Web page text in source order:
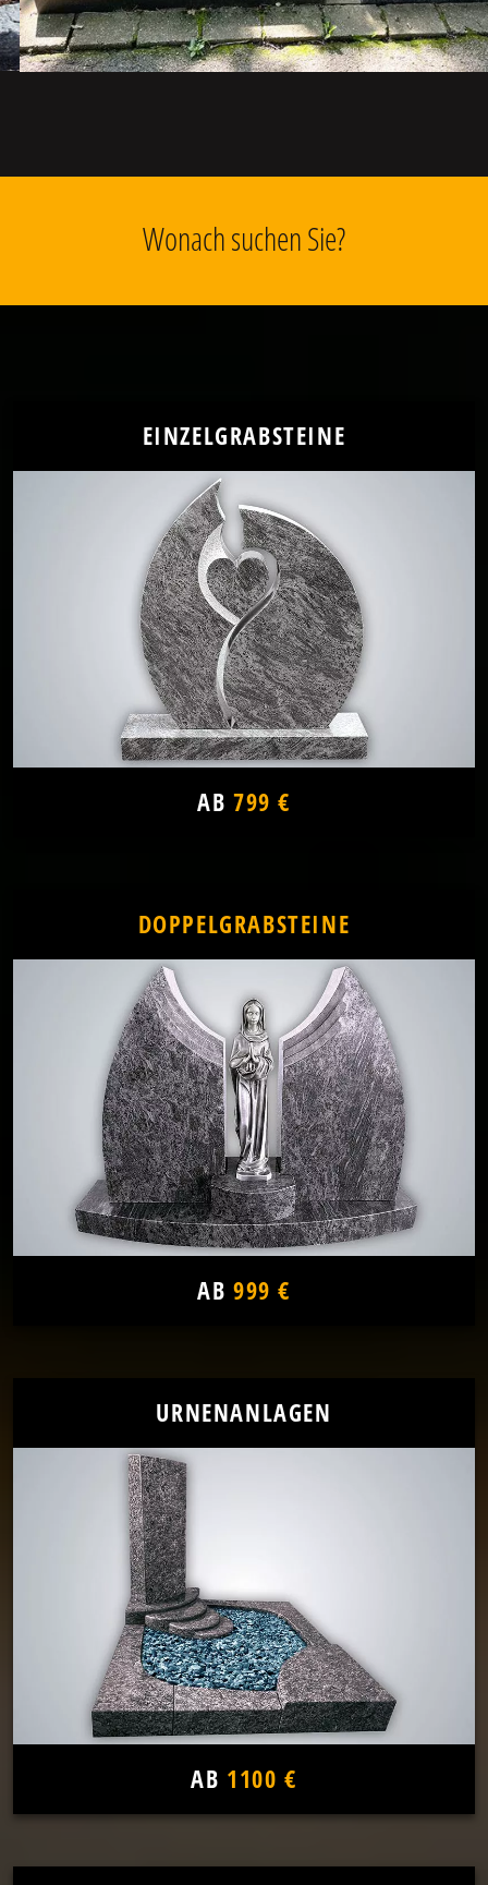
Wonach suchen Sie?
EINZELGRABSTEINE
AB 799 €
DOPPELGRABSTEINE
AB 999 €
URNENANLAGEN
AB 1100 €